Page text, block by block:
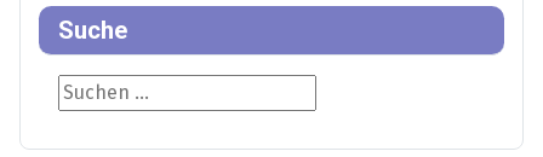
Suche
Suche